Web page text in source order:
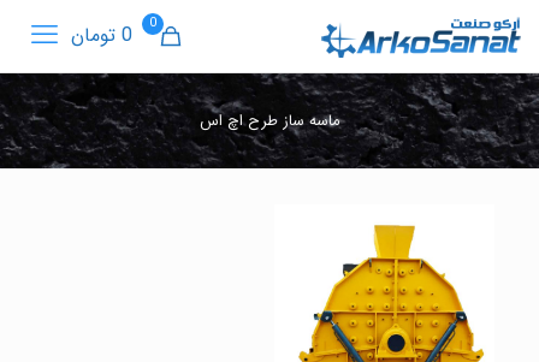
0 0 تومان
ماسه ساز طرح اچ اس